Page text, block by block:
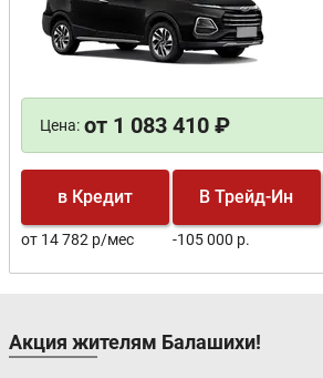
Цена: от 1 083 410 ₽
в Кредит
от 14 782 р/мес
В Трейд-Ин
-105 000 р.
Акция жителям Балашихи!